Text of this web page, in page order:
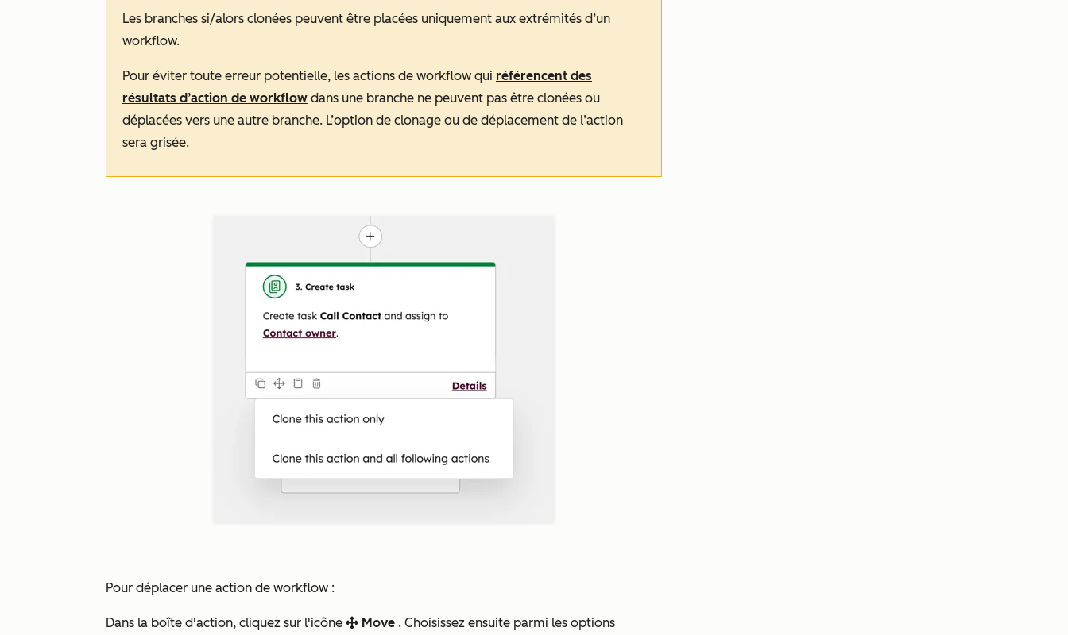
Les branches si/alors clonées peuvent être placées uniquement aux extrémités d’un
workflow.
Pour éviter toute erreur potentielle, les actions de workflow qui référencent des
résultats d’action de workflow dans une branche ne peuvent pas être clonées ou
déplacées vers une autre branche. L’option de clonage ou de déplacement de l’action
sera grisée.
Pour déplacer une action de workflow :
Dans la boîte d'action, cliquez sur l'icône move Move . Choisissez ensuite parmi les options